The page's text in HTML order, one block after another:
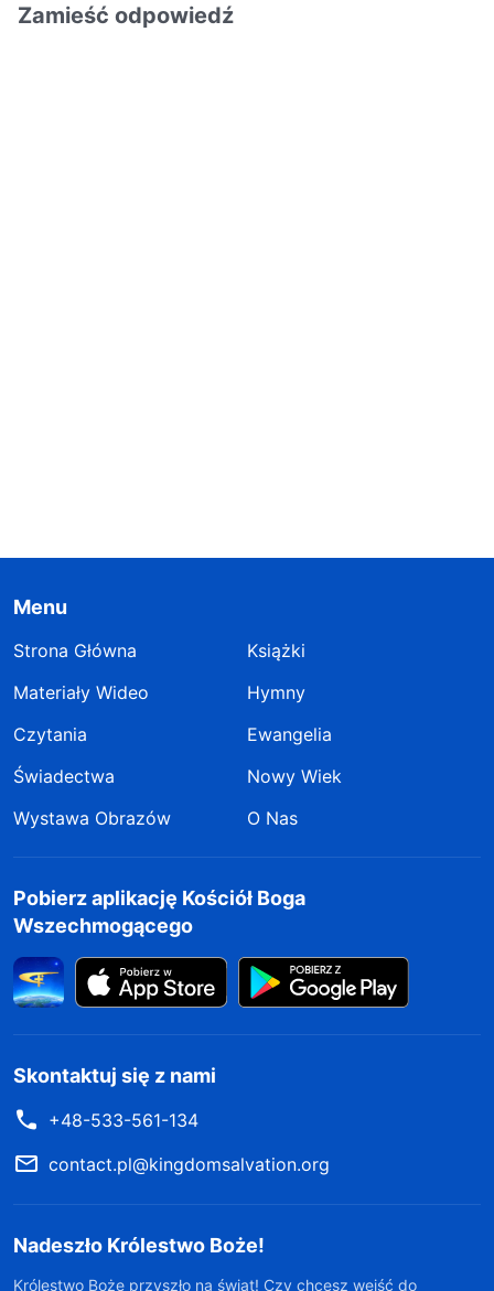
Zamieść odpowiedź
Menu
Strona Główna
Książki
Materiały Wideo
Hymny
Czytania
Ewangelia
Świadectwa
Nowy Wiek
Wystawa Obrazów
O Nas
Pobierz aplikację Kościół Boga
Wszechmogącego
Skontaktuj się z nami
+48-533-561-134
contact.pl@kingdomsalvation.org
Nadeszło Królestwo Boże!
Królestwo Boże przyszło na świat! Czy chcesz wejść do